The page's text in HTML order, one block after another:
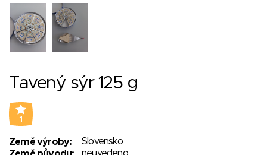
Tavený sýr 125 g
1
Země výroby:
Slovensko
neuvedeno